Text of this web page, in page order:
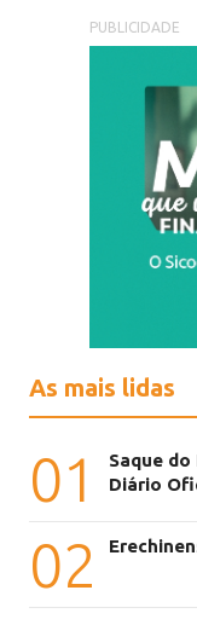
PUBLICIDADE
As mais lidas
01
Saque
Diário
02